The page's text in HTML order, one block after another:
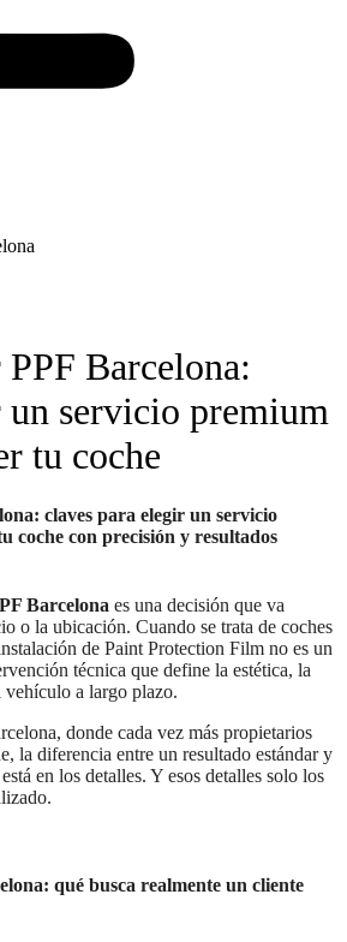
Barcelona:
un servicio premium
tu coche
claves para elegir un servicio
coche con precisión y resultados
Barcelona es una decisión que va
o la ubicación. Cuando se trata de coches
de Paint Protection Film no es un
técnica que define la estética, la
a largo plazo.
donde cada vez más propietarios
la diferencia entre un resultado estándar y
en los detalles. Y esos detalles solo los
qué busca realmente un cliente